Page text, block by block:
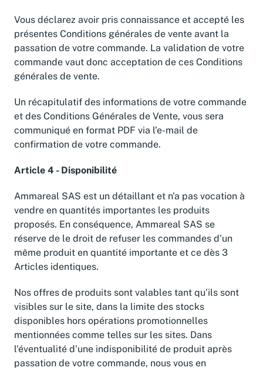
Vous déclarez avoir pris connaissance et accepté les
présentes Conditions générales de vente avant la
passation de votre commande. La validation de votre
commande vaut donc acceptation de ces Conditions
générales de vente.
Un récapitulatif des informations de votre commande
et des Conditions Générales de Vente, vous sera
communiqué en format PDF via l’e-mail de
confirmation de votre commande.
Article 4 - Disponibilité
Ammareal SAS est un détaillant et n'a pas vocation à
vendre en quantités importantes les produits
proposés. En conséquence, Ammareal SAS se
réserve de le droit de refuser les commandes d'un
même produit en quantité importante et ce dès 3
Articles identiques.
Nos offres de produits sont valables tant qu’ils sont
visibles sur le site, dans la limite des stocks
disponibles hors opérations promotionnelles
mentionnées comme telles sur les sites. Dans
l'éventualité d'une indisponibilité de produit après
passation de votre commande, nous vous en